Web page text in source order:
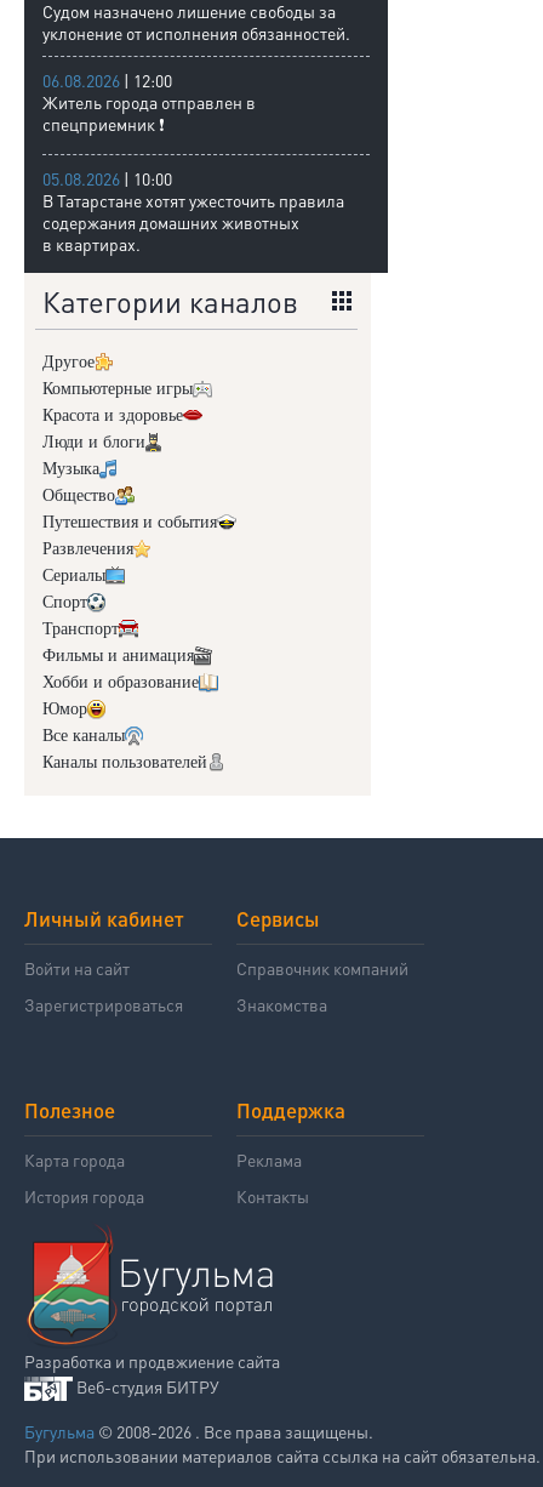
Судом назначено лишение свободы за
уклонение от исполнения обязанностей.
06.08.2026 | 12:00
Житель города отправлен в
спецприемник ❗
05.08.2026 | 10:00
В Татарстане хотят ужесточить правила
содержания домашних животных
в квартирах.
Категории каналов
Другое
Компьютерные игры
Красота и здоровье
Люди и блоги
Музыка
Общество
Путешествия и события
Развлечения
Сериалы
Спорт
Транспорт
Фильмы и анимация
Хобби и образование
Юмор
Все каналы
Каналы пользователей
Личный кабинет
Войти на сайт
Зарегистрироваться
Сервисы
Справочник компаний
Знакомства
Полезное
Карта города
История города
Поддержка
Реклама
Контакты
Разработка и продвжиение сайта
Веб-студия БИТРУ
Бугульма © 2008-2026 . Все права защищены.
При использовании материалов сайта ссылка на сайт обязательна.